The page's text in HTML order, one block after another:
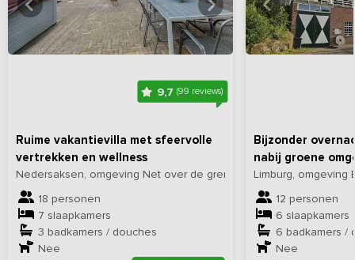
9,7(99 reviews)
Ruime vakantievilla met sfeervolle
vertrekken en wellness
Nedersaksen, omgeving Net over de grens in Duitsland
18 personen
7 slaapkamers
3 badkamers / douches
Nee
Bekijkhieralle foto's
Bijzonder
nabij groene
Limburg, omgeving
12 personen
6 slaapkamers
6 badkamers /
Nee
Bekijk